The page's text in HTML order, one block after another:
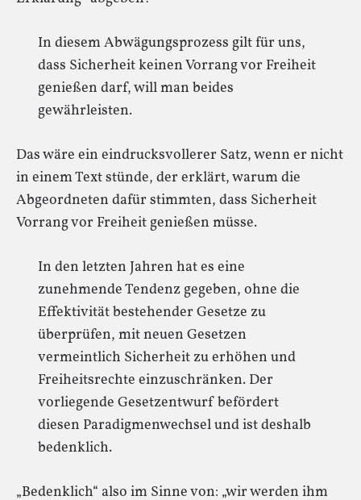
In diesem Abwägungsprozess gilt für uns,
dass Sicherheit keinen Vorrang vor Freiheit
genießen darf, will man beides
gewährleisten.
Das wäre ein eindrucksvollerer Satz, wenn er nicht
in einem Text stünde, der erklärt, warum die
Abgeordneten dafür stimmten, dass Sicherheit
Vorrang vor Freiheit genießen müsse.
In den letzten Jahren hat es eine
zunehmende Tendenz gegeben, ohne die
Effektivität bestehender Gesetze zu
überprüfen, mit neuen Gesetzen
vermeintlich Sicherheit zu erhöhen und
Freiheitsrechte einzuschränken. Der
vorliegende Gesetzentwurf befördert
diesen Paradigmenwechsel und ist deshalb
bedenklich.
„Bedenklich“ also im Sinne von: „wir werden ihm